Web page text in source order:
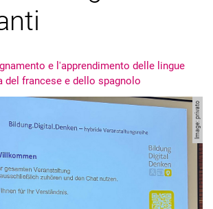
e l'apprendimento delle lingue
del francese e dello spagnolo
Image: privato